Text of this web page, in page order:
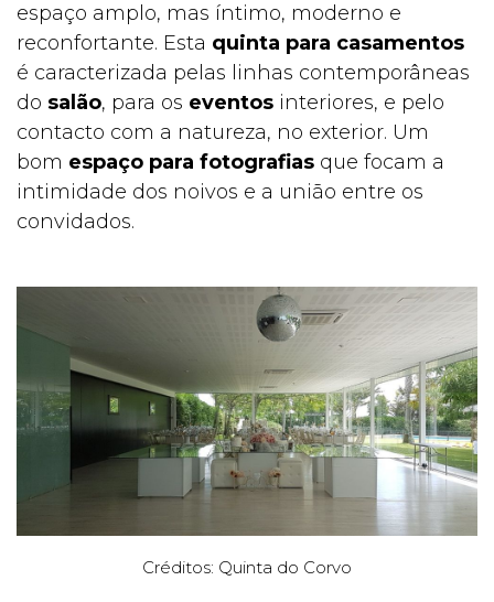
espaço amplo, mas íntimo, moderno e
reconfortante. Esta quinta para casamentos
é caracterizada pelas linhas contemporâneas
do salão, para os eventos interiores, e pelo
contacto com a natureza, no exterior. Um
bom espaço para fotografias que focam a
intimidade dos noivos e a união entre os
convidados.
Créditos: Quinta do Corvo